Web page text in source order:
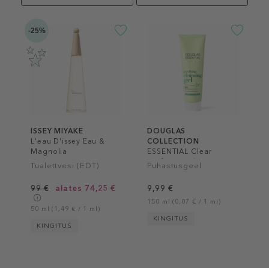
-25%
ISSEY MIYAKE
L'eau D'issey Eau &
Magnolia
Tualettvesi (EDT)
99 € alates 74,25 €
50 ml (1,49 € / 1 ml)
KINGITUS
DOUGLAS
COLLECTION
ESSENTIAL Clear
Purifying Gel
Puhastusgeel
9,99 €
150 ml (0,07 € / 1 ml)
KINGITUS